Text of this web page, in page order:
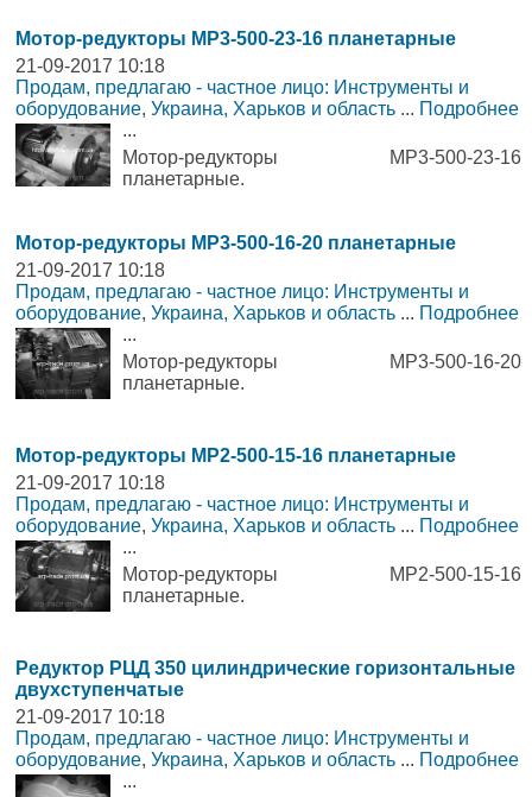
Мотор-редукторы МР3-500-23-16 планетарные
21-09-2017 10:18
Продам, предлагаю - частное лицо: Инструменты и
оборудование, Украина, Харьков и область ... Подробнее
...
Мотор-редукторы МР3-500-23-16
планетарные.
Мотор-редукторы МР3-500-16-20 планетарные
21-09-2017 10:18
Продам, предлагаю - частное лицо: Инструменты и
оборудование, Украина, Харьков и область ... Подробнее
...
Мотор-редукторы МР3-500-16-20
планетарные.
Мотор-редукторы МР2-500-15-16 планетарные
21-09-2017 10:18
Продам, предлагаю - частное лицо: Инструменты и
оборудование, Украина, Харьков и область ... Подробнее
...
Мотор-редукторы МР2-500-15-16
планетарные.
Редуктор РЦД 350 цилиндрические горизонтальные
двухступенчатые
21-09-2017 10:18
Продам, предлагаю - частное лицо: Инструменты и
оборудование, Украина, Харьков и область ... Подробнее
...